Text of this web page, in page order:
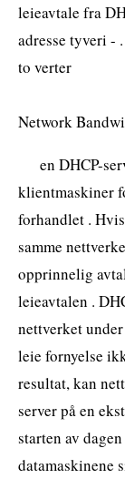
leieavtale fra
adresse tyveri -
to verter
Network
en DHCP-
klientmaskiner
forhandlet .
samme
opprinnelig
leieavtalen .
nettverket
leie fornyelse
resultat, kan
server på en
starten av
datamaskinene